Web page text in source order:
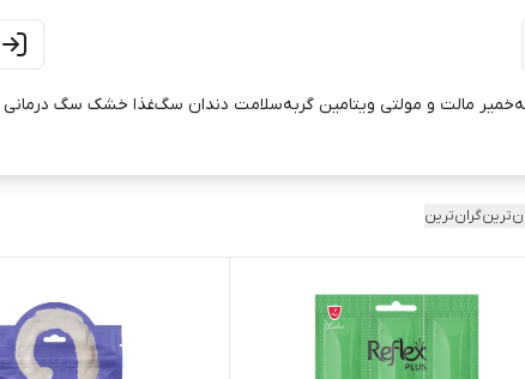
خمیر مالت و مولتی ویتامین گربهسلامت دندان سگغذا خشک سگ درمانی
گران‌ترین